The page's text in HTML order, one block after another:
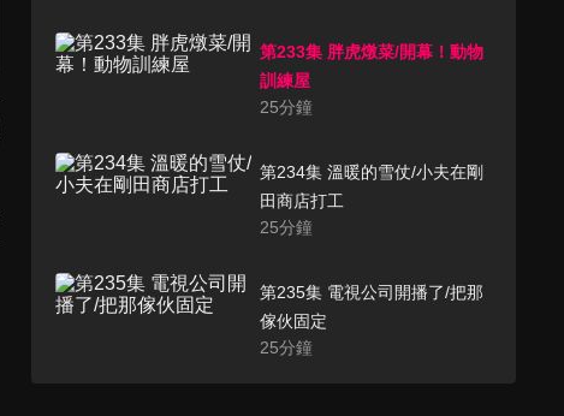
第233集 胖虎燉菜/開幕！動物
訓練屋
25分鐘
第234集 溫暖的雪仗/小夫在剛
田商店打工
25分鐘
第235集 電視公司開播了/把那
傢伙固定
25分鐘